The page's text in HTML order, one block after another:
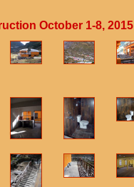
October 1-8, 2015